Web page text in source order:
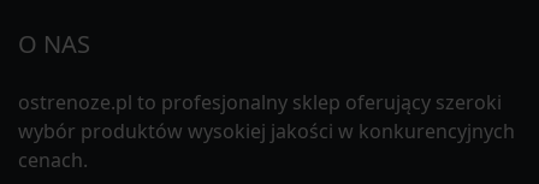
O NAS
ostrenoze.pl to profesjonalny sklep oferujący szeroki
wybór produktów wysokiej jakości w konkurencyjnych
cenach.